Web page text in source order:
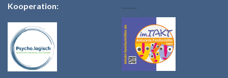
Kooperation: